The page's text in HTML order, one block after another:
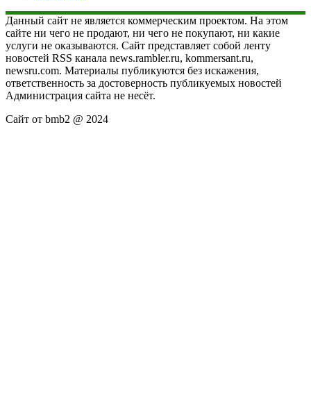
Данный сайт не является коммерческим проектом. На этом
сайте ни чего не продают, ни чего не покупают, ни какие
услуги не оказываются. Сайт представляет собой ленту
новостей RSS канала news.rambler.ru, kommersant.ru,
newsru.com. Материалы публикуются без искажения,
ответственность за достоверность публикуемых новостей
Администрация сайта не несёт.
Сайт от bmb2 @ 2024